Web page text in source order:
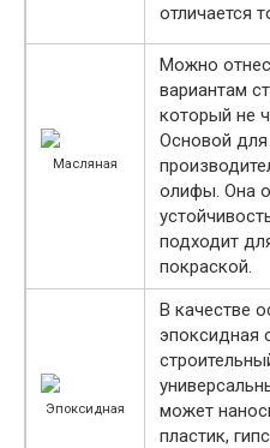
отличается
Масляная
Можно
вариантам
который не
Основой для
олифы. Она
подходит
покраской.
Эпоксидная
В качестве
эпоксидная
может
пластик,